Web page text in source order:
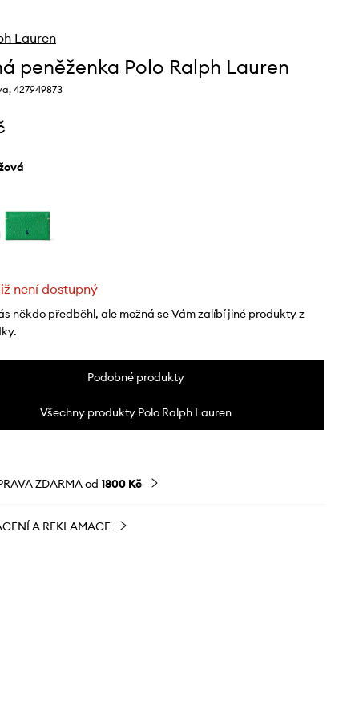
Lauren
peněženka Polo Ralph Lauren
427949873
není dostupný
někdo předběhl, ale možná se Vám zalíbí jiné produkty z
Podobné produkty
Všechny produkty Polo Ralph Lauren
ZDARMA od 1800 Kč
A REKLAMACE